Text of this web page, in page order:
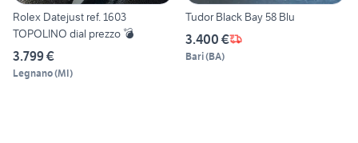
Rolex Datejust ref. 1603
TOPOLINO dial prezzo 💣
3.799 €
Legnano(MI)
Tudor Black Bay 58 Blu
3.400 €
Bari(BA)